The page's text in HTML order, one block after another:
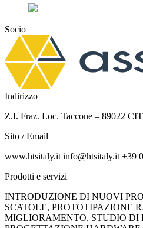
Socio
Indirizzo
Z.I. Fraz. Loc. Taccone – 89022
Sito / Email
www.htsitaly.it info@htsitaly.it +39
Prodotti e servizi
INTRODUZIONE DI NUOVI
SCATOLE, PROTOTIPAZIONE
MIGLIORAMENTO, STUDIO DI